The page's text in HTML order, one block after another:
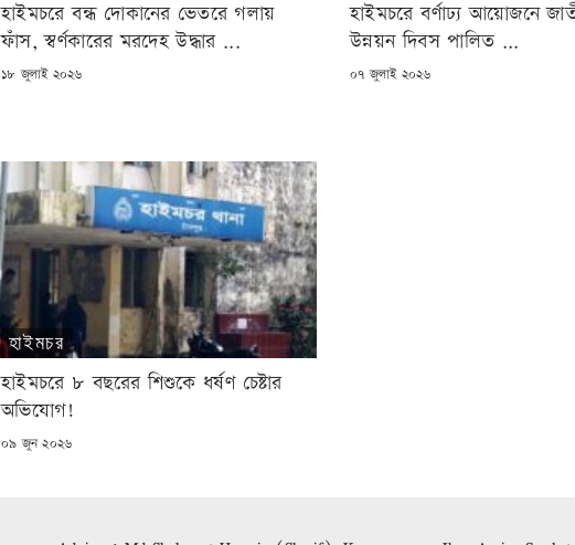
হাইমচরে বন্ধ দোকানের ভেতরে গলায়
ফাঁস, স্বর্ণকারের মরদেহ উদ্ধার ...
POSTED
১৮ জুলাই ২০২৬
হাইমচরে বর্ণাঢ্য আয়োজনে
উন্নয়ন দিবস পালিত ...
POSTED
০৭ জুলাই ২০২৬
হাইমচর
হাইমচরে ৮ বছরের শিশুকে ধর্ষণ চেষ্টার
অভিযোগ!
POSTED
০৯ জুন ২০২৬